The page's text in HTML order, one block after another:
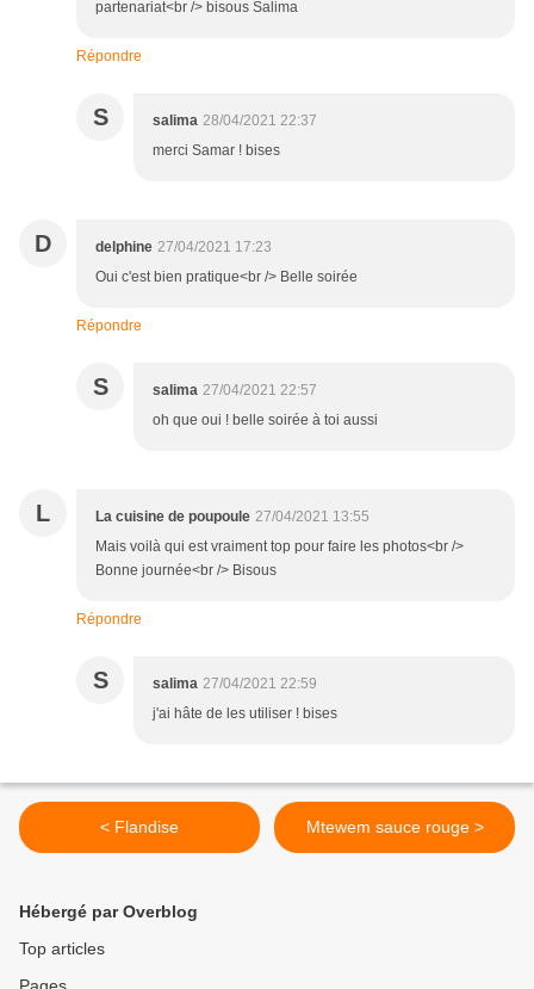
partenariat<br /> bisous Salima
Répondre
S salima 28/04/2021 22:37
merci Samar ! bises
D delphine 27/04/2021 17:23
Oui c'est bien pratique<br /> Belle soirée
Répondre
S salima 27/04/2021 22:57
oh que oui ! belle soirée à toi aussi
L La cuisine de poupoule 27/04/2021 13:55
Mais voilà qui est vraiment top pour faire les photos<br />
Bonne journée<br /> Bisous
Répondre
S salima 27/04/2021 22:59
j'ai hâte de les utiliser ! bises
< Flandise Mtewem sauce rouge >
Hébergé par Overblog
Top articles